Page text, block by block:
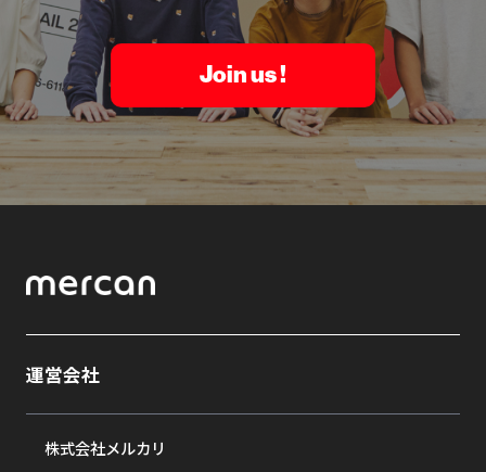
Join us !
運営会社
株式会社メルカリ